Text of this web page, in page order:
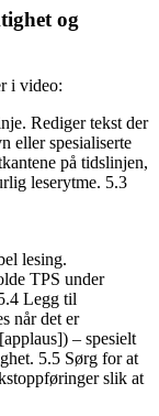
og
i video:
Rediger tekst der
eller spesialiserte
på tidslinjen,
leserytme. 5.3
lesing.
TPS under
Legg til
når det er
– spesielt
5.5 Sørg for at
slik at